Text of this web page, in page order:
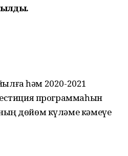
һәм 2020-2021
программаһын
дөйөм күләме кәмеүе